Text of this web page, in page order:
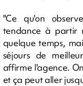
"Ce qu'on
tendance à partir
quelque temps,
séjours de
affirme l'agence.
et ça peut aller